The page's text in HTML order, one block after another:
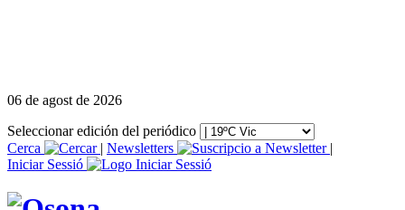
06 de agost de 2026
Seleccionar edición del periódico
Cerca
| Newsletters
|
Iniciar Sessió